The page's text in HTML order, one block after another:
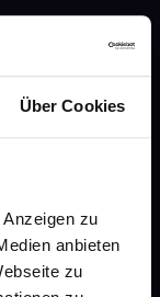
Über Cookies
zu
anbieten
zu